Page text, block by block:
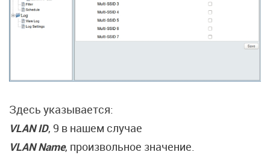
Здесь указывается:
VLAN ID, 9 в нашем случае
VLAN Name, произвольное значение.